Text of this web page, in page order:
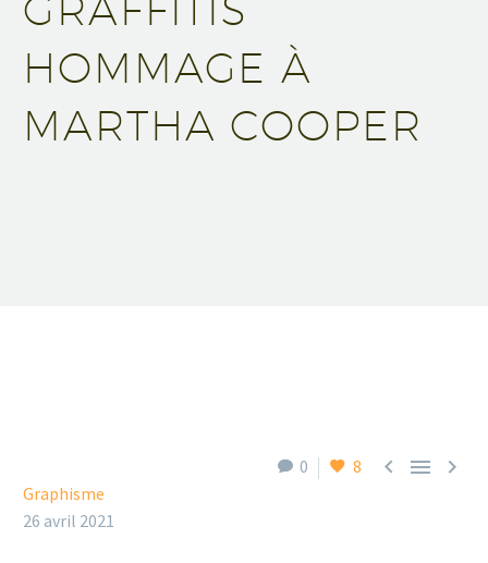
HOMMAGE À
MARTHA COOPER
0 8   
Graphisme
26 avril 2021